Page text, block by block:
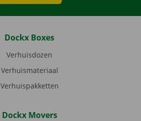
Dockx Boxes
Verhuisdozen
Verhuismateriaal
Verhuispakketten
Dockx Movers